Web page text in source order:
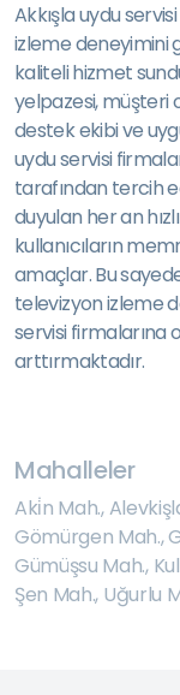
Akkışla uydu
izleme deneyimini
kaliteli hizmet
yelpazesi, müşteri
destek ekibi ve
uydu servisi
tarafından tercih
duyulan her an
kullanıcıların
amaçlar. Bu
televizyon izleme
servisi firmalarına
arttırmaktadır.
Mahalleler
Aki̇n Mah.,
Gömürgen Mah.,
Gümüşsu Mah.,
Şen Mah., Uğurlu